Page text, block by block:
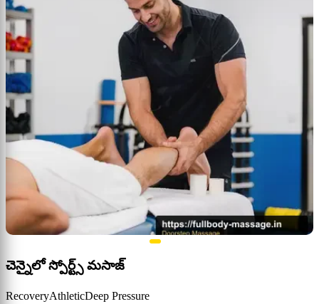
చెన్నైలో స్పోర్ట్స్ మసాజ్
RecoveryAthleticDeep Pressure